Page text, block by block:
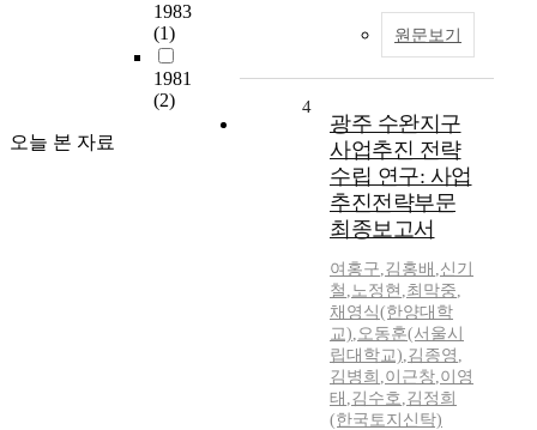
1983
(1)
1981
(2)
오늘 본 자료
원문보기
4
광주 수완지구
사업추진 전략
수립 연구: 사업
추진전략부문
최종보고서
여홍구,김홍배 ,신기
철 ,노정현 ,최막중,
채영식(한양대학
교),오동훈(서울시
립대학교),김종영 ,
김병희 ,이근창,이영
태 ,김수호,김정희
(한국토지신탁)